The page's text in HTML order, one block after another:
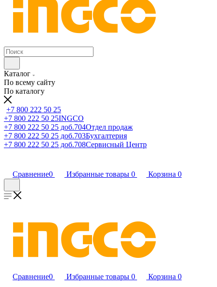
Каталог
По всему сайту
По каталогу
+7 800 222 50 25
+7 800 222 50 25INGCO
+7 800 222 50 25 доб.704Отдел продаж
+7 800 222 50 25 доб.703Бухгалтерия
+7 800 222 50 25 доб.708Сервисный Центр
Сравнение0 Избранные товары 0 Корзина 0
Сравнение0 Избранные товары 0 Корзина 0